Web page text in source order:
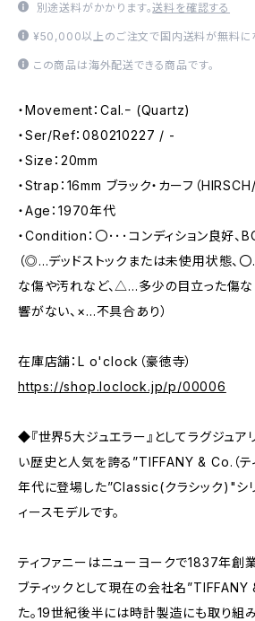
別途送料がかかります。送料を確認する
¥50,000以上のご注文で国内送料が無料に
この商品は海外配送できる商品です。
・Movement：Cal.ｰ (Quartz)
・Ser/Ref：080210227 / -
・Size：20mm
・Strap：16mm ブラック・カーフ（
・Age：1970年代
・Condition：〇･･･コンディション良好、
（◎…デッドストックまたは未使用状態、
な傷や汚れなど、△…多少の目立った傷
響がない、×…不具合あり）
在庫店舗：L o'clock（豪徳寺）
https://shop.loclock.jp/p/00006
◆『世界5大ジュエラー』としてラグジュア
い歴史と人気を誇る”TIFFANY & Co.（
年代に登場した”Classic(クラシック)"シ
ィースモデルです。
ティファニーはニューヨークで1837年創
ブティックとして現在の会社名
た。19世紀後半には時計製造にも取り組み